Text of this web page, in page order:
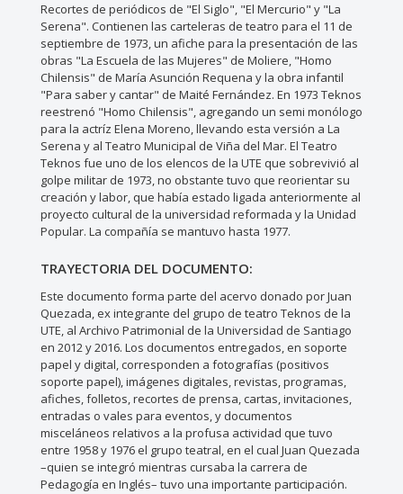
Recortes de periódicos de "El Siglo", "El Mercurio" y "La
Serena". Contienen las carteleras de teatro para el 11 de
septiembre de 1973, un afiche para la presentación de las
obras "La Escuela de las Mujeres" de Moliere, "Homo
Chilensis" de María Asunción Requena y la obra infantil
"Para saber y cantar" de Maité Fernández. En 1973 Teknos
reestrenó "Homo Chilensis", agregando un semi monólogo
para la actríz Elena Moreno, llevando esta versión a La
Serena y al Teatro Municipal de Viña del Mar. El Teatro
Teknos fue uno de los elencos de la UTE que sobrevivió al
golpe militar de 1973, no obstante tuvo que reorientar su
creación y labor, que había estado ligada anteriormente al
proyecto cultural de la universidad reformada y la Unidad
Popular. La compañía se mantuvo hasta 1977.
TRAYECTORIA DEL DOCUMENTO:
Este documento forma parte del acervo donado por Juan
Quezada, ex integrante del grupo de teatro Teknos de la
UTE, al Archivo Patrimonial de la Universidad de Santiago
en 2012 y 2016. Los documentos entregados, en soporte
papel y digital, corresponden a fotografías (positivos
soporte papel), imágenes digitales, revistas, programas,
afiches, folletos, recortes de prensa, cartas, invitaciones,
entradas o vales para eventos, y documentos
misceláneos relativos a la profusa actividad que tuvo
entre 1958 y 1976 el grupo teatral, en el cual Juan Quezada
–quien se integró mientras cursaba la carrera de
Pedagogía en Inglés– tuvo una importante participación.